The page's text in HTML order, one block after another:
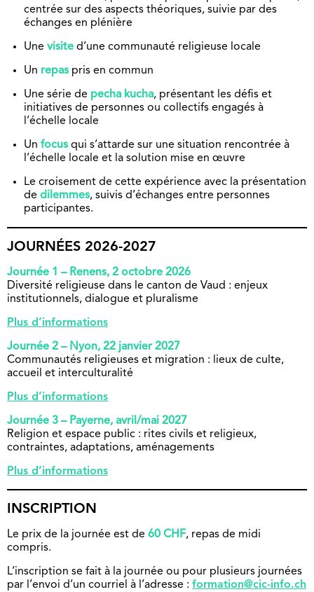
centrée sur des aspects théoriques, suivie par des
échanges en plénière
Une visite d’une communauté religieuse locale
Un repas pris en commun
Une série de pecha kucha, présentant les défis et
initiatives de personnes ou collectifs engagés à
l’échelle locale
Un focus qui s’attarde sur une situation rencontrée à
l’échelle locale et la solution mise en œuvre
Le croisement de cette expérience avec la présentation
de dilemmes, suivis d’échanges entre personnes
participantes.
JOURNÉES 2026-2027
Journée 1 – Renens, 2 octobre 2026
Diversité religieuse dans le canton de Vaud : enjeux
institutionnels, dialogue et pluralisme
Plus d’informations
Journée 2 – Nyon, 22 janvier 2027
Communautés religieuses et migration : lieux de culte,
accueil et interculturalité
Plus d’informations
Journée 3 – Payerne, avril/mai 2027
Religion et espace public : rites civils et religieux,
contraintes, adaptations, aménagements
Plus d’informations
INSCRIPTION
Le prix de la journée est de 60 CHF, repas de midi
compris.
L’inscription se fait à la journée ou pour plusieurs journées
par l’envoi d’un courriel à l’adresse : formation@cic-info.ch